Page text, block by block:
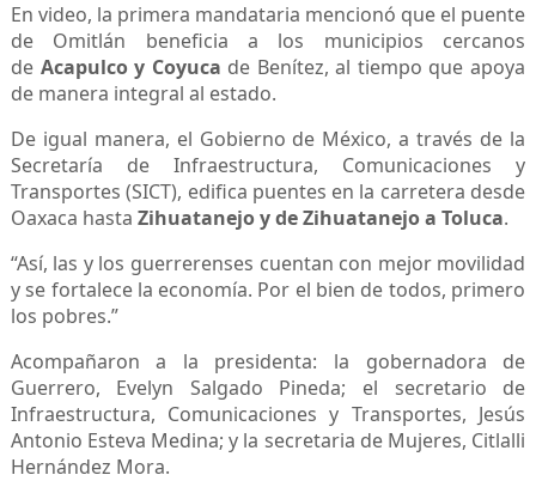
En video, la primera mandataria mencionó que el puente
de Omitlán beneficia a los municipios cercanos
de Acapulco y Coyuca de Benítez, al tiempo que apoya
de manera integral al estado.
De igual manera, el Gobierno de México, a través de la
Secretaría de Infraestructura, Comunicaciones y
Transportes (SICT), edifica puentes en la carretera desde
Oaxaca hasta Zihuatanejo y de Zihuatanejo a Toluca.
“Así, las y los guerrerenses cuentan con mejor movilidad
y se fortalece la economía. Por el bien de todos, primero
los pobres.”
Acompañaron a la presidenta: la gobernadora de
Guerrero, Evelyn Salgado Pineda; el secretario de
Infraestructura, Comunicaciones y Transportes, Jesús
Antonio Esteva Medina; y la secretaria de Mujeres, Citlalli
Hernández Mora.